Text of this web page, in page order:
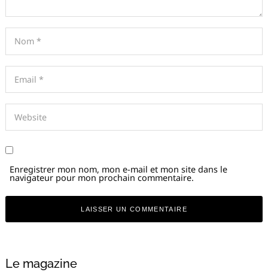
Enregistrer mon nom, mon e-mail et mon site dans le
navigateur pour mon prochain commentaire.
Le magazine